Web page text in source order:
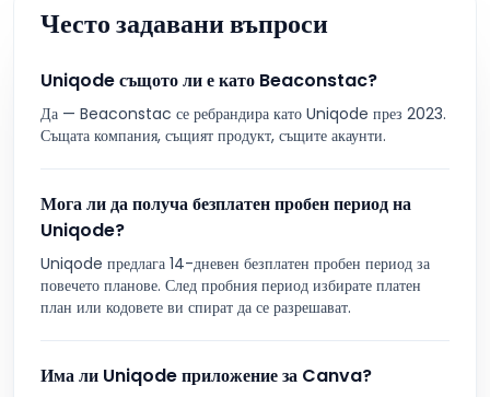
Често задавани въпроси
Uniqode същото ли е като Beaconstac?
Да — Beaconstac се ребрандира като Uniqode през 2023.
Същата компания, същият продукт, същите акаунти.
Мога ли да получа безплатен пробен период на
Uniqode?
Uniqode предлага 14-дневен безплатен пробен период за
повечето планове. След пробния период избирате платен
план или кодовете ви спират да се разрешават.
Има ли Uniqode приложение за Canva?